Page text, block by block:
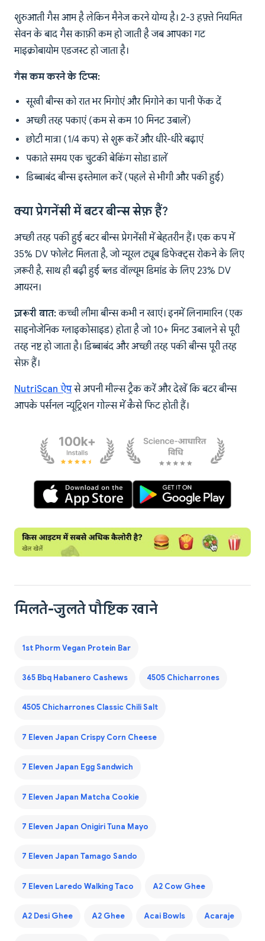
शुरुआती गैस आम है लेकिन मैनेज करने योग्य है। 2-3 हफ़्ते नियमित
सेवन के बाद गैस काफ़ी कम हो जाती है जब आपका गट
माइक्रोबायोम एडजस्ट हो जाता है।
गैस कम करने के टिप्स:
सूखी बीन्स को रात भर भिगोएं और भिगोने का पानी फेंक दें
अच्छी तरह पकाएं (कम से कम 10 मिनट उबालें)
छोटी मात्रा (1/4 कप) से शुरू करें और धीरे-धीरे बढ़ाएं
पकाते समय एक चुटकी बेकिंग सोडा डालें
डिब्बाबंद बीन्स इस्तेमाल करें (पहले से भीगी और पकी हुई)
क्या प्रेगनेंसी में बटर बीन्स सेफ़ हैं?
अच्छी तरह पकी हुई बटर बीन्स प्रेगनेंसी में बेहतरीन हैं। एक कप में
35% DV फोलेट मिलता है, जो न्यूरल ट्यूब डिफेक्ट्स रोकने के लिए
ज़रूरी है, साथ ही बढ़ी हुई ब्लड वॉल्यूम डिमांड के लिए 23% DV
आयरन।
ज़रूरी बात:कच्ची लीमा बीन्स कभी न खाएं। इनमें लिनामारिन (एक
साइनोजेनिक ग्लाइकोसाइड) होता है जो 10+ मिनट उबालने से पूरी
तरह नष्ट हो जाता है। डिब्बाबंद और अच्छी तरह पकी बीन्स पूरी तरह
सेफ़ हैं।
NutriScan ऐपसे अपनी मील्स ट्रैक करें और देखें कि बटर बीन्स
आपके पर्सनल न्यूट्रिशन गोल्स में कैसे फिट होती हैं।
मिलते-जुलते पौष्टिक खाने
1st Phorm Vegan Protein Bar
365 Bbq Habanero Cashews 4505 Chicharrones
4505 Chicharrones Classic Chili Salt
7 Eleven Japan Crispy Corn Cheese
7 Eleven Japan Egg Sandwich
7 Eleven Japan Matcha Cookie
7 Eleven Japan Onigiri Tuna Mayo
7 Eleven Japan Tamago Sando
7 Eleven Laredo Walking Taco A2 Cow Ghee
A2 Desi Ghee A2 Ghee Acai Bowls Acaraje